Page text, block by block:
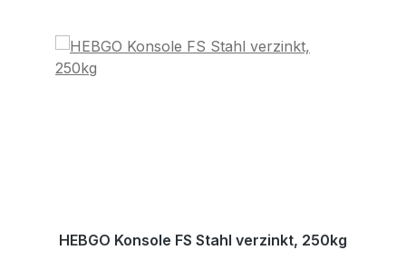
HEBGO Konsole FS Stahl verzinkt, 250kg